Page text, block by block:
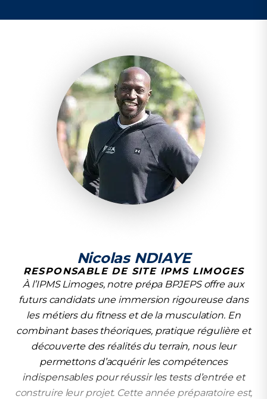
Nicolas NDIAYE
RESPONSABLE DE SITE IPMS LIMOGES
À l’IPMS Limoges, notre prépa BPJEPS offre aux
futurs candidats une immersion rigoureuse dans
les métiers du fitness et de la musculation. En
combinant bases théoriques, pratique régulière et
découverte des réalités du terrain, nous leur
permettons d’acquérir les compétences
indispensables pour réussir les tests d’entrée et
construire leur projet. Cette année préparatoire est,